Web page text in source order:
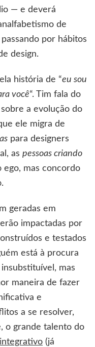
— e deverá
de
por hábitos
design.
história de “eu sou
você“. Tim fala do
a evolução do
ele migra de
para designers
as pessoas criando
ego, mas concordo
geradas em
impactadas por
e testados
está à procura
mas
maneira de fazer
e
a se resolver,
o grande talento do
(já